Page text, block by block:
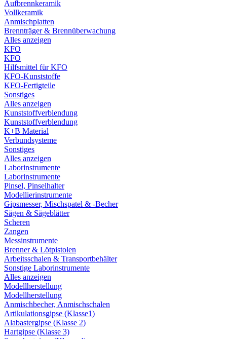
Aufbrennkeramik
Vollkeramik
Anmischplatten
Brennträger & Brennüberwachung
Alles anzeigen
KFO
KFO
Hilfsmittel für KFO
KFO-Kunststoffe
KFO-Fertigteile
Sonstiges
Alles anzeigen
Kunststoffverblendung
Kunststoffverblendung
K+B Material
Verbundsysteme
Sonstiges
Alles anzeigen
Laborinstrumente
Laborinstrumente
Pinsel, Pinselhalter
Modellierinstrumente
Gipsmesser, Mischspatel & -Becher
Sägen & Sägeblätter
Scheren
Zangen
Messinstrumente
Brenner & Lötpistolen
Arbeitsschalen & Transportbehälter
Sonstige Laborinstrumente
Alles anzeigen
Modellherstellung
Modellherstellung
Anmischbecher, Anmischschalen
Artikulationsgipse (Klasse1)
Alabastergipse (Klasse 2)
Hartgipse (Klasse 3)